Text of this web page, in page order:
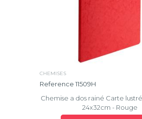
CHEMISES
Reference 11509H
Chemise a dos rainé Carte
24x32cm - Rouge